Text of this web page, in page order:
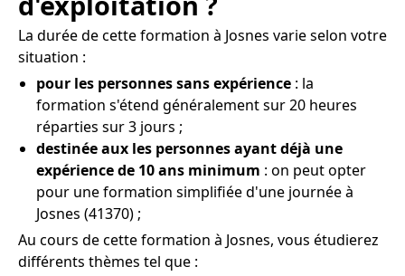
La durée de cette formation à Josnes varie selon votre
situation :
pour les personnes sans expérience : la
formation s'étend généralement sur 20 heures
réparties sur 3 jours ;
destinée aux les personnes ayant déjà une
expérience de 10 ans minimum : on peut opter
pour une formation simplifiée d'une journée à
Josnes (41370) ;
Au cours de cette formation à Josnes, vous étudierez
différents thèmes tel que :